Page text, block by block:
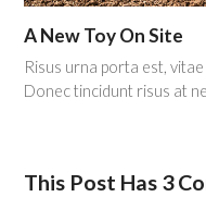
A New Toy On Site
Risus urna porta est,
Donec tincidunt risus at
This Post Has 3